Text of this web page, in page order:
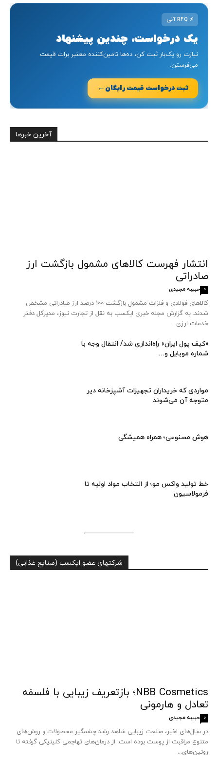
⚡
یک درخواست، چندین پیشنهاد
نیازت رو یک‌بار ثبت کن، ده‌ها تامین‌کننده معتبر برات قیمت
می‌فرستن.
ثبت درخواست قیمت رایگان ←
آخرین خبرها
انتشار فهرست کالاهای مشمول بازگشت ارز
صادراتی
حبیبه مجیدی 0
کالاهای فولادی و فلزات مشمول بازگشت 100 درصد ارز صادراتی مشخص
شدند. به گزارش مجله خبری ایکسب به نقل از تجارت نیوز، مدیرکل دفتر
خدمات ارزی...
«کیف پول ایران» راه‌اندازی شد/ انتقال وجه با
شماره موبایل و...
مواردی که خریداران تجهیزات آشپزخانه دیر
متوجه آن می‌شوند
هوش مصنوعی؛ همراه همیشگی
خط تولید واکس مو؛ از انتخاب مواد اولیه تا
فرمولاسیون
شرکتهای عضو ایکسب (صنایع غذایی)
NBB Cosmetics؛ بازتعریف زیبایی با فلسفه
تعادل و هارمونی
حبیبه مجیدی 0
در سال‌های اخیر، صنعت زیبایی شاهد رشد چشمگیر محصولات و روش‌های
متنوع مراقبت از پوست بوده است. از درمان‌های تهاجمی کلینیکی گرفته تا
روتین‌های...